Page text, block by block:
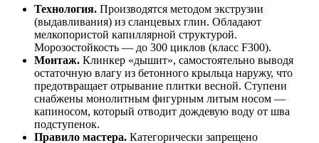
Технология. Производятся методом экструзии
(выдавливания) из сланцевых глин. Обладают
мелкопористой капиллярной структурой.
Морозостойкость — до 300 циклов (класс F300).
Монтаж. Клинкер «дышит», самостоятельно выводя
остаточную влагу из бетонного крыльца наружу, что
предотвращает отрывание плитки весной. Ступени
снабжены монолитным фигурным литым носом —
капиносом, который отводит дождевую воду от шва
подступенок.
Правило мастера. Категорически запрещено